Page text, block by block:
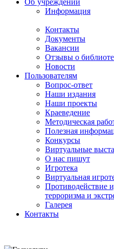
Об`учреждении
Информация
Контакты
Документы
Вакансии
Отзывы о
Новости
Пользователям
Вопрос-ответ
Наши издания
Наши проекты
Краеведение
Методическая
Полезная
Конкурсы
Виртуальные
О нас пишут
Игротека
Виртуальная
Противодействие
терроризма и
Галерея
Контакты